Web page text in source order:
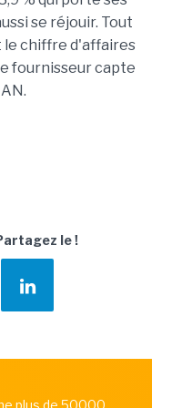
se réjouir. Tout
le chiffre d'affaires
fournisseur capte
le !